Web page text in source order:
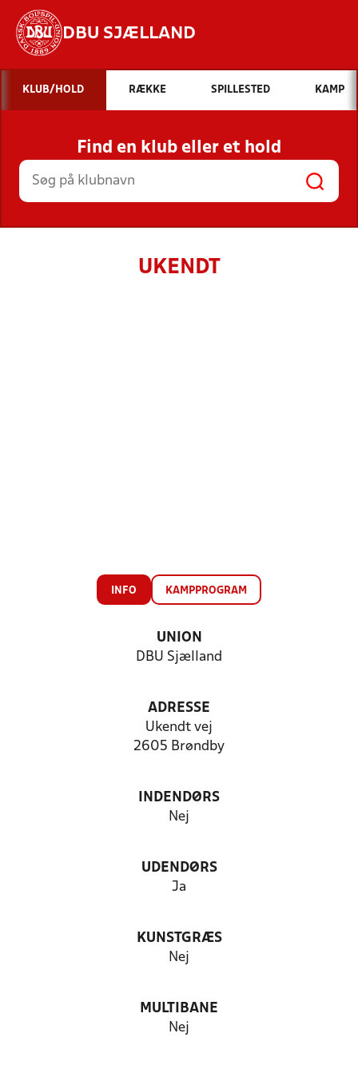
DBU SJÆLLAND
Hvad vil du søge efter?
INDHOLD OG NYHEDER
STILLINGER, RESULTATER, KLUBBER OG
HOLD
KLUB/HOLD RÆKKE SPILLESTED KAMP
Find en klub eller et hold
UKENDT
INFO KAMPPROGRAM
UNION
DBU Sjælland
ADRESSE
Ukendt vej
2605 Brøndby
INDENDØRS
Nej
UDENDØRS
Ja
KUNSTGRÆS
Nej
MULTIBANE
Nej